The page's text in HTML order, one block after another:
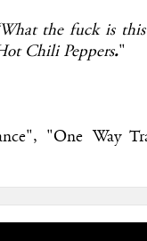
the fuck is this
Chili Peppers."
"One Way